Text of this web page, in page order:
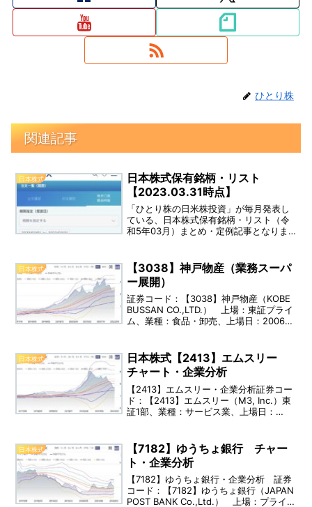
ひとり株
関連記事
日本株式
日本株式保有銘柄・リスト
【2023.03.31時点】
「ひとり株の日米株投資」が毎月発表し
ている、日本株式保有銘柄・リスト（令
和5年03月）まとめ・定例記事となりま
日本株式
【3038】神戸物産（業務スーパ
ー展開）
証券コード：【3038】神戸物産（KOBE
BUSSAN CO.,LTD.） 上場：東証プライ
ム、業種：食品・卸売、上場日：2006年
ループは、業務用食材等の製造・卸売・
小売業を主たる事業として行っていま
す。
日本株式
日本株式【2413】エムスリー
チャート・企業分析
【2413】エムスリー・企業分析証券コー
ド：【2413】エムスリー（M3, Inc.）東
証1部、業種：サービス業、上場日：
業内容：エムスリーグループは、...
日本株式
【7182】ゆうちょ銀行 チャー
ト・企業分析
【7182】ゆうちょ銀行・企業分析 証券
コード：【7182】ゆうちょ銀行（JAPAN
POST BANK Co.,Ltd.） 上場：プライ